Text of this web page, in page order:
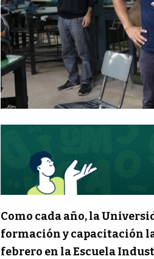
Como cada año, la
formación y capacitación
febrero en la Escuela